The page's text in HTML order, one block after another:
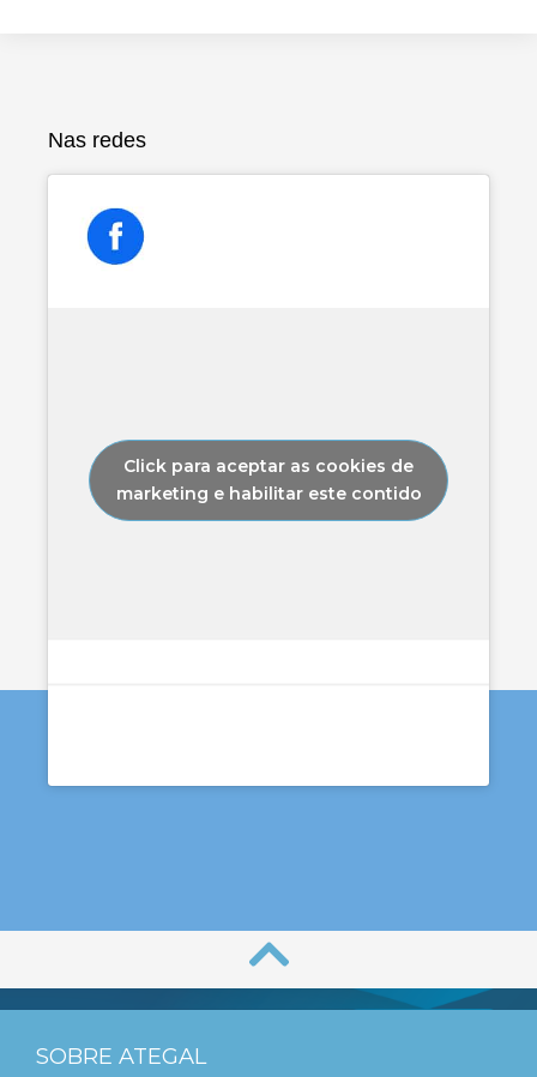
Nas redes
Click para aceptar as cookies de
marketing e habilitar este contido
SOBRE ATEGAL